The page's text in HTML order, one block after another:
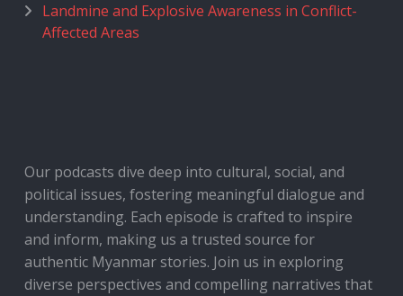
Landmine and Explosive Awareness in Conflict-
Affected Areas
Our podcasts dive deep into cultural, social, and
political issues, fostering meaningful dialogue and
understanding. Each episode is crafted to inspire
and inform, making us a trusted source for
authentic Myanmar stories. Join us in exploring
diverse perspectives and compelling narratives that